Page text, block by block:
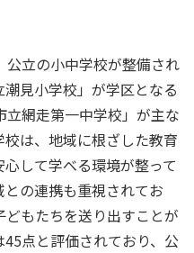
立の小中学校が整備され
見小学校」が学区となる
立網走第一中学校」が主な
は、地域に根ざした教育
して学べる環境が整って
の連携も重視されてお
もたちを送り出すことが
点と評価されており、公